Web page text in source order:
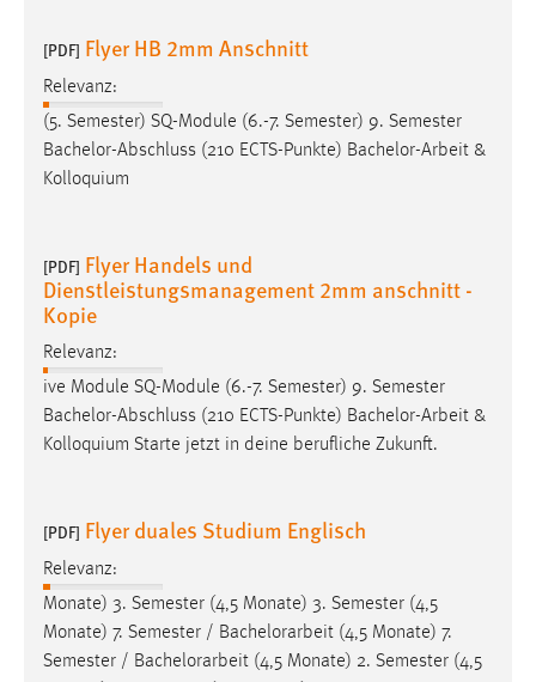
[PDF] Flyer HB 2mm Anschnitt
Relevanz:
(5. Semester) SQ-Module (6.-7. Semester) 9. Semester
Bachelor-Abschluss (210 ECTS-Punkte) Bachelor-Arbeit &
Kolloquium
[PDF] Flyer Handels und
Dienstleistungsmanagement 2mm anschnitt -
Kopie
Relevanz:
ive Module SQ-Module (6.-7. Semester) 9. Semester
Bachelor-Abschluss (210 ECTS-Punkte) Bachelor-Arbeit &
Kolloquium Starte jetzt in deine berufliche Zukunft.
[PDF] Flyer duales Studium Englisch
Relevanz:
Monate) 3. Semester (4,5 Monate) 3. Semester (4,5
Monate) 7. Semester / Bachelorarbeit (4,5 Monate) 7.
Semester / Bachelorarbeit (4,5 Monate) 2. Semester (4,5